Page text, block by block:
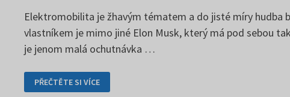
Elektromobilita je žhavým tématem a do jisté míry hudba
vlastníkem je mimo jiné Elon Musk, který má pod sebou
je jenom malá ochutnávka …
ELEKTROMOBILITA
MÁ
SVÉHO
PŘEČTĚTE SI VÍCE